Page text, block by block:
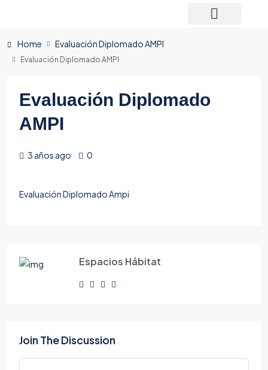
Home Evaluación Diplomado AMPI
Evaluación Diplomado AMPI
Evaluación Diplomado
AMPI
3 años ago 0
Evaluación Diplomado Ampi
Espacios Hábitat
Join The Discussion